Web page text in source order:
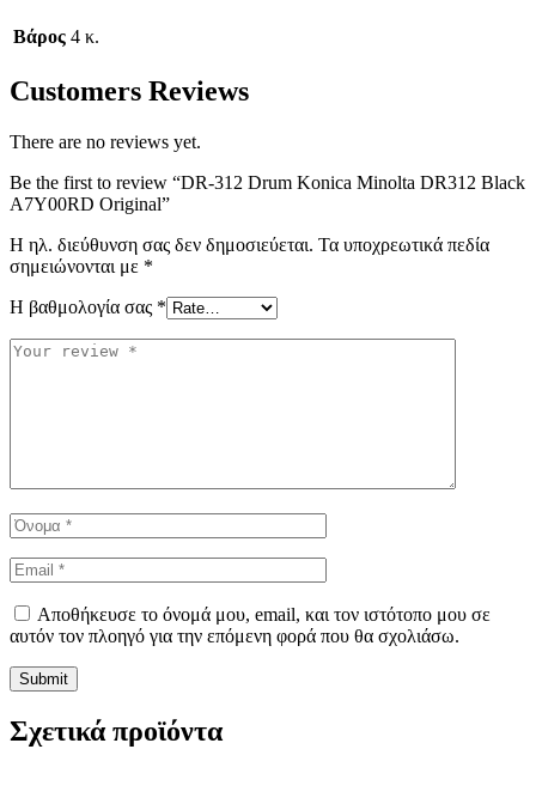
Βάρος 4 κ.
Customers Reviews
There are no reviews yet.
Be the first to review “DR-312 Drum Konica Minolta DR312 Black
A7Y00RD Original”
Η ηλ. διεύθυνση σας δεν δημοσιεύεται. Τα υποχρεωτικά πεδία
σημειώνονται με *
Η βαθμολογία σας *
Αποθήκευσε το όνομά μου, email, και τον ιστότοπο μου σε
αυτόν τον πλοηγό για την επόμενη φορά που θα σχολιάσω.
Σχετικά προϊόντα